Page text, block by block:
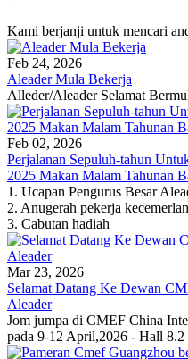
Kami berjanji untuk mencari
Feb 24, 2026
Aleader Mula Bekerja
Alleder/Aleader Selamat
Feb 02, 2026
Perjalanan Sepuluh-tahun
2025 Makan Malam Tahunan
1. Ucapan Pengurus Besar
2. Anugerah pekerja
3. Cabutan hadiah
Mar 23, 2026
Selamat Datang Ke Dewan
Aleader
Jom jumpa di CMEF China
pada 9-12 April,2026 - Hall